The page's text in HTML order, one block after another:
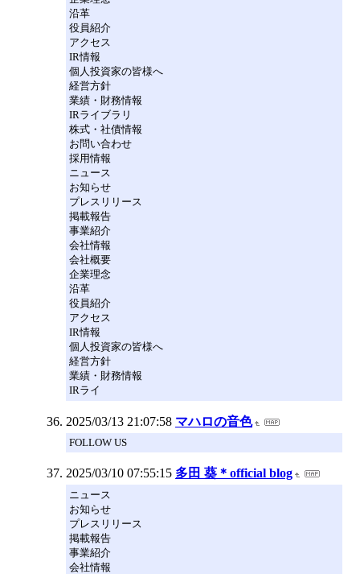
沿革
役員紹介
アクセス
IR情報
個人投資家の皆様へ
経営方針
業績・財務情報
IRライブラリ
株式・社債情報
お問い合わせ
採用情報
ニュース
お知らせ
プレスリリース
掲載報告
事業紹介
会社情報
会社概要
企業理念
沿革
役員紹介
アクセス
IR情報
個人投資家の皆様へ
経営方針
業績・財務情報
IRライ
2025/03/13 21:07:58 マハロの音色
FOLLOW US
2025/03/10 07:55:15 多田 葵＊official blog
ニュース
お知らせ
プレスリリース
掲載報告
事業紹介
会社情報